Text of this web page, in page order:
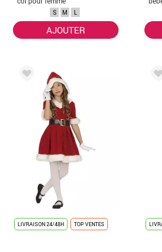
S M L
AJOUTER
LIVRAISON 24/48H TOP VENTES